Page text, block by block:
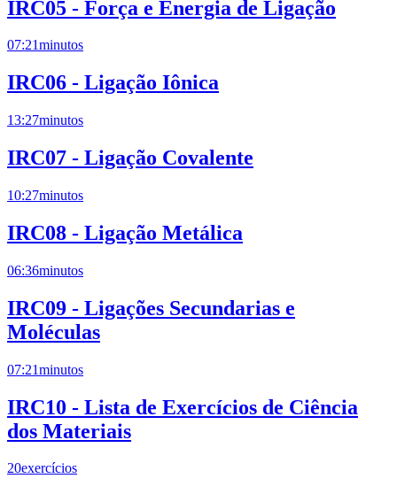
IRC05 - Força e Energia de Ligação
07:21minutos
IRC06 - Ligação Iônica
13:27minutos
IRC07 - Ligação Covalente
10:27minutos
IRC08 - Ligação Metálica
06:36minutos
IRC09 - Ligações Secundarias e
Moléculas
07:21minutos
IRC10 - Lista de Exercícios de Ciência
dos Materiais
20exercícios